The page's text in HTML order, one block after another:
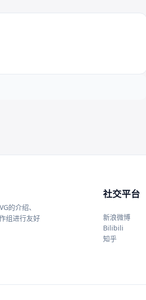
的介绍、
组进行友好
社交平台
新浪微博
Bilibili
知乎